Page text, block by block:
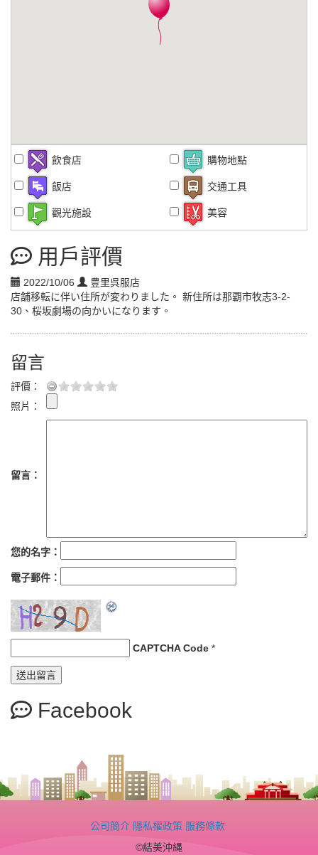
飲食店 購物地點
飯店 交通工具
觀光施設 美容
用戶評價
2022/10/06
豊里呉服店
店舗移転に伴い住所が変わりました。 新住所は那覇市牧志3-2-
30、桜坂劇場の向かいになります。
留言
評價：
照片：
留言：
您的名字：
電子郵件：
CAPTCHA Code *
Facebook
公司簡介 隱私權政策 服務條款
©結美沖縄